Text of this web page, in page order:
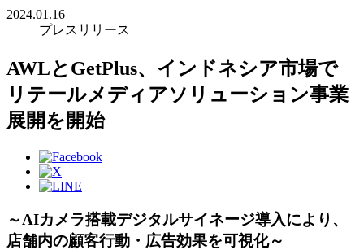
2024.01.16
プレスリリース
AWLとGetPlus、インドネシア市場で
リテールメディアソリューション事業
展開を開始
～AIカメラ搭載デジタルサイネージ導入により、
店舗内の顧客行動・広告効果を可視化～